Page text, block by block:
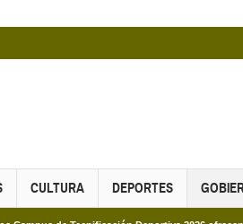
CULTURA DEPORTES